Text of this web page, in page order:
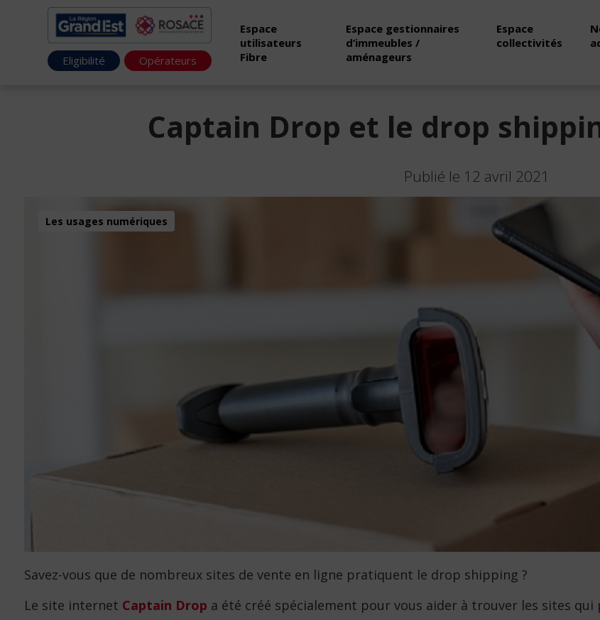
Eligibilité Opérateurs
Espace
utilisateurs
Fibre
Espace gestionnaires
d’immeubles /
aménageurs
Espace
collectivités
Captain Drop et le drop
Publié le 12 avril 2021
Les usages numériques
Savez-vous que de nombreux sites de vente en ligne pratiquent le drop shipping ?
Le site internet Captain Drop a été créé spécialement pour vous aider à trouver les sites